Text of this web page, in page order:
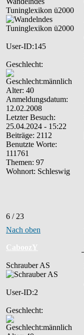
Tuninglexikon ü2000
User-ID:145
Geschlecht:
Alter: 40
Anmeldungsdatum:
12.02.2008
Letzter Besuch:
25.04.2024 - 15:22
Beiträge: 2112
Benutzte Worte:
111761
Themen: 97
Wohnort: Schleswig
6 / 23
Nach oben
CaboozY
Schrauber AS
User-ID:2
Geschlecht: